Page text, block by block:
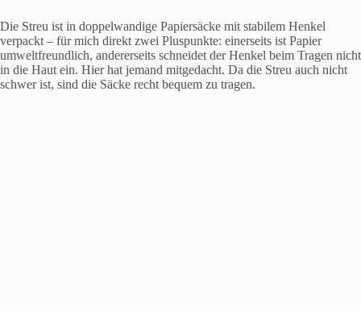
Die Streu ist in doppelwandige Papiersäcke mit stabilem Henkel
verpackt – für mich direkt zwei Pluspunkte: einerseits ist Papier
umweltfreundlich, andererseits schneidet der Henkel beim Tragen nicht
in die Haut ein. Hier hat jemand mitgedacht. Da die Streu auch nicht
schwer ist, sind die Säcke recht bequem zu tragen.